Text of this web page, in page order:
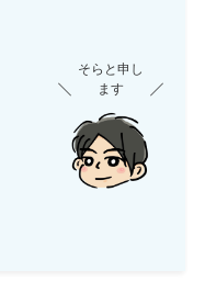
そらと申し
ます